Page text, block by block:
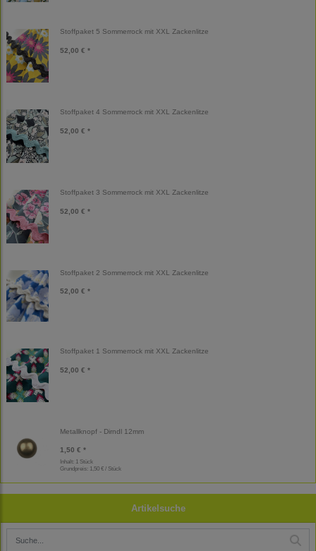
Stoffpaket 5 Sommerrock mit XXL Zackenlitze
52,00 € *
Stoffpaket 4 Sommerrock mit XXL Zackenlitze
52,00 € *
Stoffpaket 3 Sommerrock mit XXL Zackenlitze
52,00 € *
Stoffpaket 2 Sommerrock mit XXL Zackenlitze
52,00 € *
Stoffpaket 1 Sommerrock mit XXL Zackenlitze
52,00 € *
Metallknopf - Dirndl 12mm
1,50 € *
Inhalt: 1 Stück
Grundpreis: 1,50 € / Stück
Artikelsuche